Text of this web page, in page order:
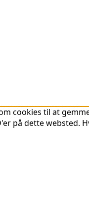
cookies til at
på dette websted.